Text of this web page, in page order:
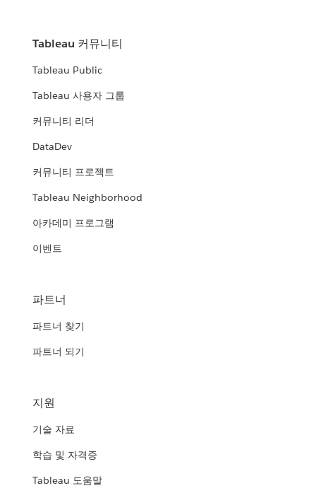
Tableau 커뮤니티
Tableau Public
Tableau 사용자 그룹
커뮤니티 리더
DataDev
커뮤니티 프로젝트
Tableau Neighborhood
아카데미 프로그램
이벤트
파트너
파트너 찾기
파트너 되기
지원
기술 자료
학습 및 자격증
Tableau 도움말